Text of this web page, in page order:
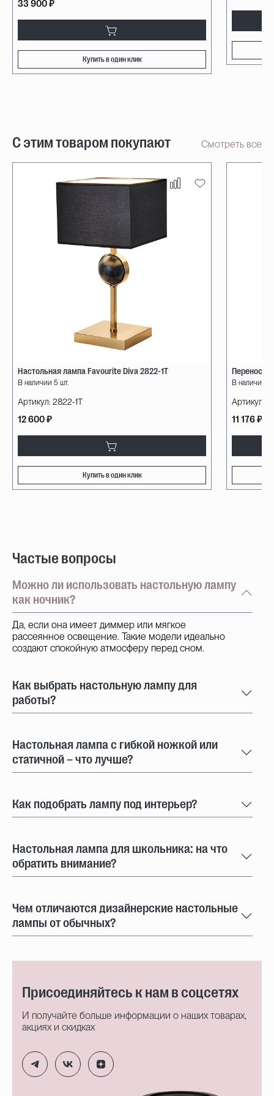
33 900 ₽
Купить в один клик
С этим товаром покупают Смотреть все
Настольная лампа Favourite Diva 2822-1T
В наличии 5 шт.
Артикул: 2822-1T
12 600 ₽
Купить в один клик
В наличии 3
Артикул:
11 176 ₽
Частые вопросы
Можно ли использовать настольную лампу
как ночник?
Да, если она имеет диммер или мягкое
рассеянное освещение. Такие модели идеально
создают спокойную атмосферу перед сном.
Как выбрать настольную лампу для
работы?
Настольная лампа с гибкой ножкой или
статичной – что лучше?
Как подобрать лампу под интерьер?
Настольная лампа для школьника: на что
обратить внимание?
Чем отличаются дизайнерские настольные
лампы от обычных?
Присоединяйтесь к нам в соцсетях
И получайте больше информации о наших товарах,
акциях и скидках